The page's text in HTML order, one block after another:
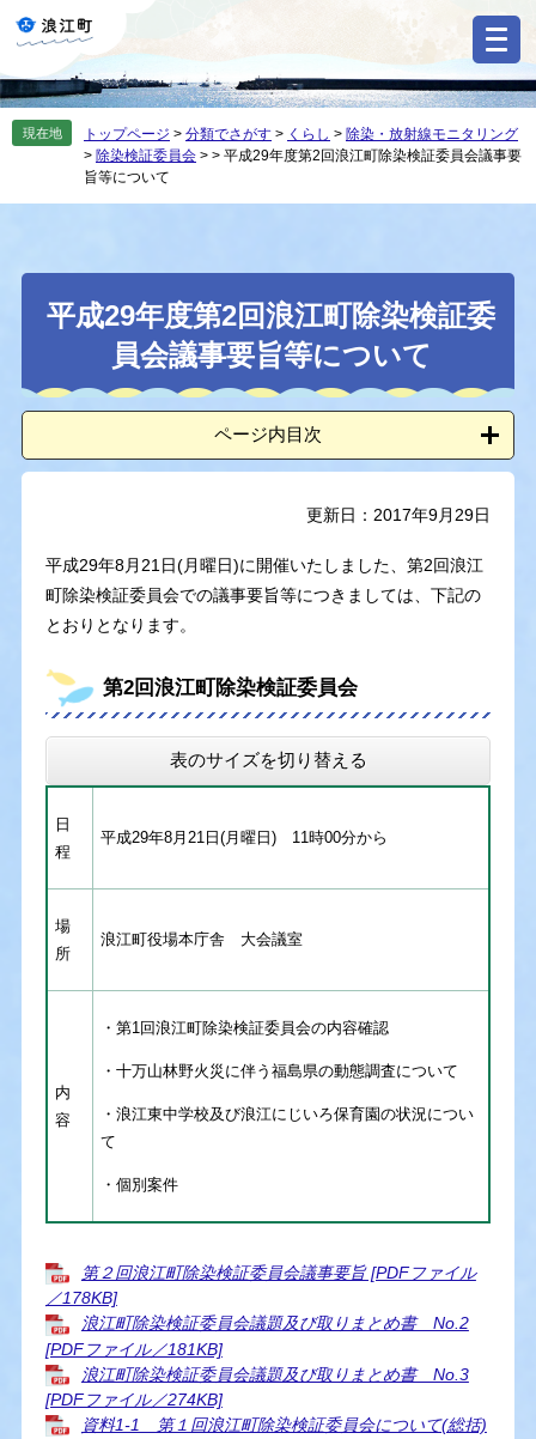
の
先
ー
を
現在地 トップページ > 分類でさがす > くらし > 除染・放射線モニタリング
> 除染検証委員会 > > 平成29年度第2回浪江町除染検証委員会議事要
旨等について
本
平成29年度第2回浪江町除染検証委
員会議事要旨等について
ページ内目次
更新日：2017年9月29日
平成29年8月21日(月曜日)に開催いたしました、第2回浪江
町除染検証委員会での議事要旨等につきましては、下記の
とおりとなります。
第2回浪江町除染検証委員会
表のサイズを切り替える
日
程
平成29年8月21日(月曜日) 11時00分から
場
所
浪江町役場本庁舎 大会議室
内
容
・第1回浪江町除染検証委員会の内容確認
・十万山林野火災に伴う福島県の動態調査について
・浪江東中学校及び浪江にじいろ保育園の状況につい
て
・個別案件
第２回浪江町除染検証委員会議事要旨 [PDFファイル
／178KB]
浪江町除染検証委員会議題及び取りまとめ書 No.2
[PDFファイル／181KB]
浪江町除染検証委員会議題及び取りまとめ書 No.3
[PDFファイル／274KB]
資料1-1 第１回浪江町除染検証委員会について(総括)